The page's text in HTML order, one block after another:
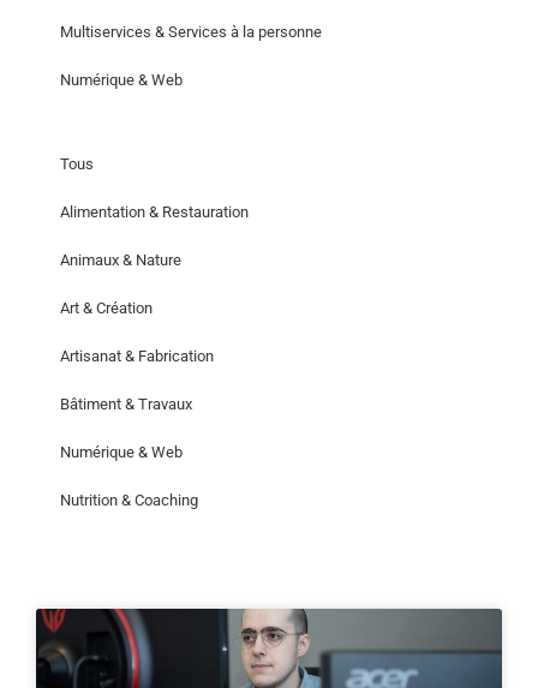
Multiservices & Services à la personne
Numérique & Web
Tous
Alimentation & Restauration
Animaux & Nature
Art & Création
Artisanat & Fabrication
Bâtiment & Travaux
Numérique & Web
Nutrition & Coaching